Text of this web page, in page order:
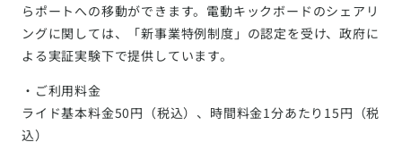
らポートへの移動ができます。電動キックボードのシェアリ
ングに関しては、「新事業特例制度」の認定を受け、政府に
よる実証実験下で提供しています。
・ご利用料金
ライド基本料金50円（税込）、時間料金1分あたり15円（税
込）